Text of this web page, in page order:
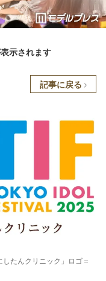
示されます
記事に戻る
したんクリニック」ロゴ＝